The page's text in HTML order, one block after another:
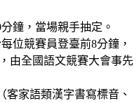
鐘，當場親手抽定。
位競賽員登臺前8分鐘，
由全國語文競賽大會事先
客家語類漢字書寫標音、